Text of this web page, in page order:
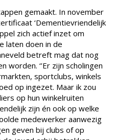
gemaakt. In november
‘Dementievriendelijk
zich actief inzet om
laten doen in de
betreft mag dat nog
‘’Er zijn scholingen
sportclubs, winkels
op ingezet. Maar ik zou
op hun winkelruiten
zijn én ook op welke
medewerker aanwezig
geven bij clubs of op